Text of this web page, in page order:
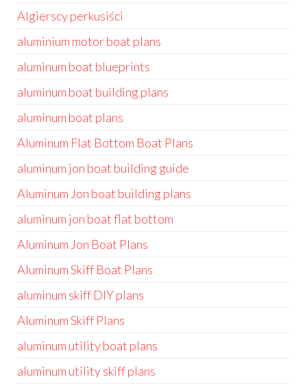
Algierscy perkusiści
aluminium motor boat plans
aluminum boat blueprints
aluminum boat building plans
aluminum boat plans
Aluminum Flat Bottom Boat Plans
aluminum jon boat building guide
Aluminum Jon boat building plans
aluminum jon boat flat bottom
Aluminum Jon Boat Plans
Aluminum Skiff Boat Plans
aluminum skiff DIY plans
Aluminum Skiff Plans
aluminum utility boat plans
aluminum utility skiff plans